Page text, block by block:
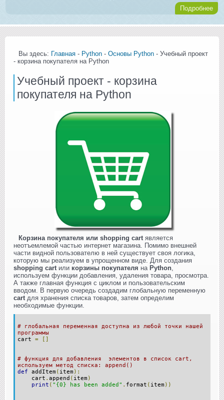
Подробнее
Вы здесь: Главная - Python - Основы Python - Учебный проект
- корзина покупателя на Python
Учебный проект - корзина
покупателя на Python
Корзина покупателя или shopping cart является
неотъемлемой частью интернет магазина. Помимо внешней
части видной пользователю в ней существует своя логика,
которую мы реализуем в упрощенном виде. Для создания
shopping cart или корзины покупателя на Python
используем функции добавления, удаления товара, просмотра.
А также главная функция с циклом и пользовательским
вводом. В первую очередь создадим глобальную переменную
cart для хранения списка товаров, затем определим
необходимые функции.
# глобальная переменная доступна из любой точки нашей
программы
cart = []
# функция для добавления элементов в список cart,
используем метод спиcка: append()
def addItem ( item ):
cart . append ( item )
print ( "{0} has been added" . format ( item ))